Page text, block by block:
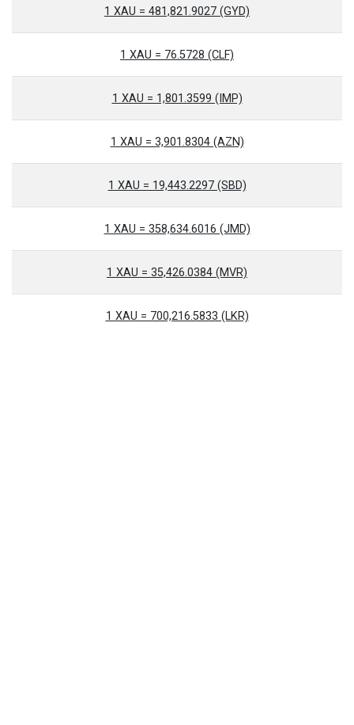
1 XAU = 481,821.9027 (GYD)
1 XAU = 76.5728 (CLF)
1 XAU = 1,801.3599 (IMP)
1 XAU = 3,901.8304 (AZN)
1 XAU = 19,443.2297 (SBD)
1 XAU = 358,634.6016 (JMD)
1 XAU = 35,426.0384 (MVR)
1 XAU = 700,216.5833 (LKR)